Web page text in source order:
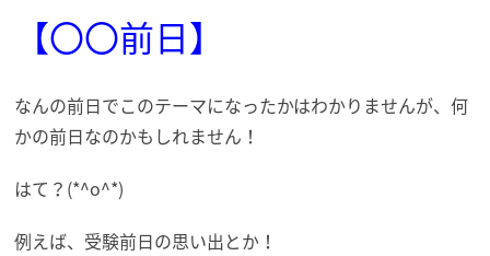
【〇〇前日】
なんの前日でこのテーマになったかはわかりませんが、何
かの前日なのかもしれません！
はて？(*^o^*)
例えば、受験前日の思い出とか！